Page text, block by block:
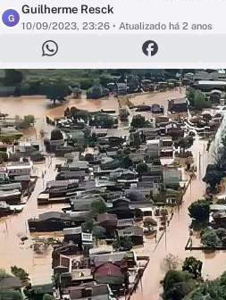
G
Guilherme Resck
10/09/2023, 23:26 • Atualizado há 2 anos